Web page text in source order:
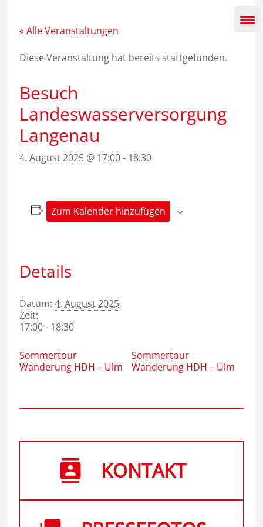
springen« Alle Veranstaltungen
Diese Veranstaltung hat bereits stattgefunden.
Besuch
Landeswasserversorgung
Langenau
4. August 2025 @ 17:00- 18:30
Zum Kalender hinzufügen
Details
Datum: 4. August 2025
Zeit:
17:00 - 18:30
Sommertour
Wanderung HDH – Ulm
Sommertour
Wanderung HDH – Ulm
KONTAKT